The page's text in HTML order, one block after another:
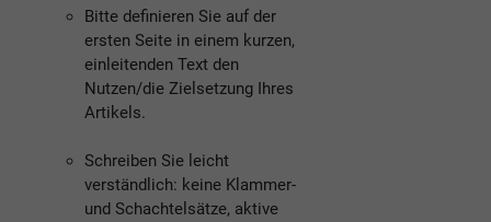
Bitte definieren Sie auf der
ersten Seite in einem kurzen,
einleitenden Text den
Nutzen/die Zielsetzung Ihres
Artikels.
Schreiben Sie leicht
verständlich: keine Klammer-
und Schachtelsätze, aktive